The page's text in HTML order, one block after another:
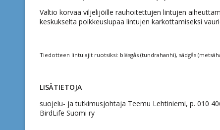
Valtio korvaa viljelijöille rauhoitettujen lintujen
keskukselta poikkeuslupaa lintujen karkottamiseksi
Tiedotteen lintulajit ruotsiksi: bläsgås (tundrahanhi), sädgås
LISÄTIETOJA
suojelu- ja tutkimusjohtaja Teemu Lehtiniemi, p. 010
BirdLife Suomi ry